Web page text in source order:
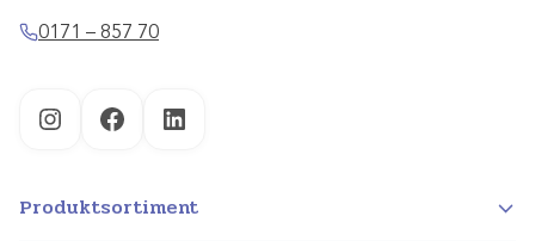
0171 – 857 70
InstagramFacebookLinkedIn
Produktsortiment